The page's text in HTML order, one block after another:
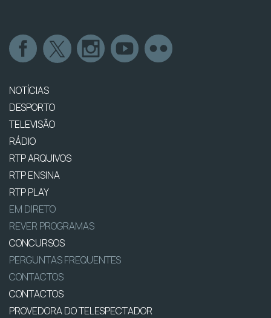
NOTÍCIAS
DESPORTO
TELEVISÃO
RÁDIO
RTP ARQUIVOS
RTP ENSINA
RTP PLAY
EM DIRETO
REVER PROGRAMAS
CONCURSOS
PERGUNTAS FREQUENTES
CONTACTOS
CONTACTOS
PROVEDORA DO TELESPECTADOR